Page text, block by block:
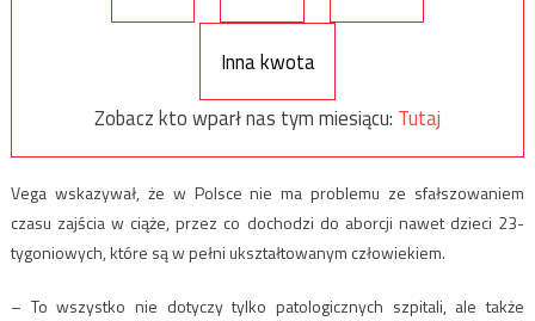
Inna kwota
Zobacz kto wparł nas tym miesiącu: Tutaj
Vega wskazywał, że w Polsce nie ma problemu ze sfałszowaniem
czasu zajścia w ciąże, przez co dochodzi do aborcji nawet dzieci 23-
tygoniowych, które są w pełni ukształtowanym człowiekiem.
– To wszystko nie dotyczy tylko patologicznych szpitali, ale także